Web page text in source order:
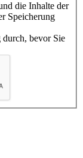
die Inhalte der
Speicherung
durch, bevor Sie